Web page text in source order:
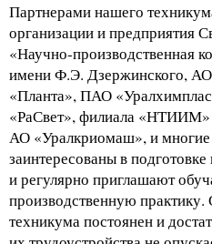
Партнерами нашего
организации и предприятия
«Научно-производственная
имени Ф.Э. Дзержинского,
«Планта», ПАО
«РаСвет», филиала
АО «Уралкриомаш», и многие
заинтересованы в
и регулярно приглашают
производственную
техникума постоянен и